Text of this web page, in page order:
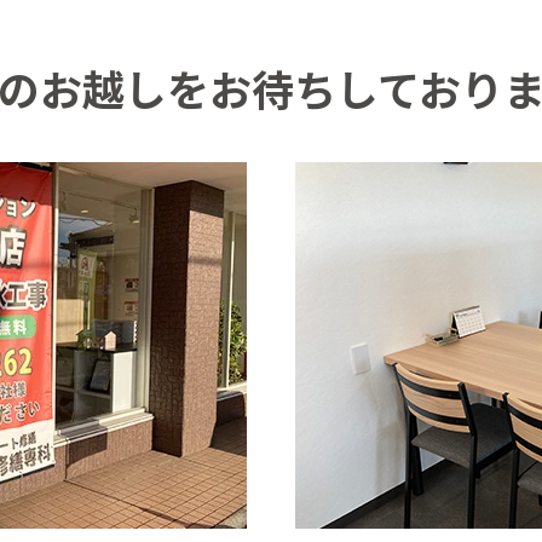
お越しをお待ちしており